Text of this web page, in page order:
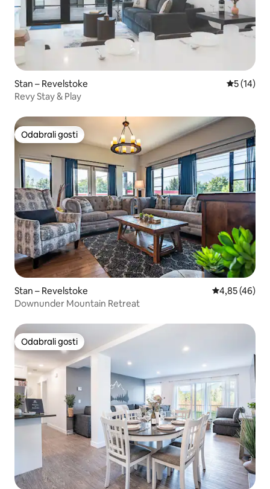
Stan – Revelstoke Prosječna
5 (14)
Revy Stay & Play
Odabrali gosti
Odabrali gosti
Stan – Revelstoke Prosječna
4,85 (46)
Downunder Mountain Retreat
Odabrali gosti
Odabrali gosti